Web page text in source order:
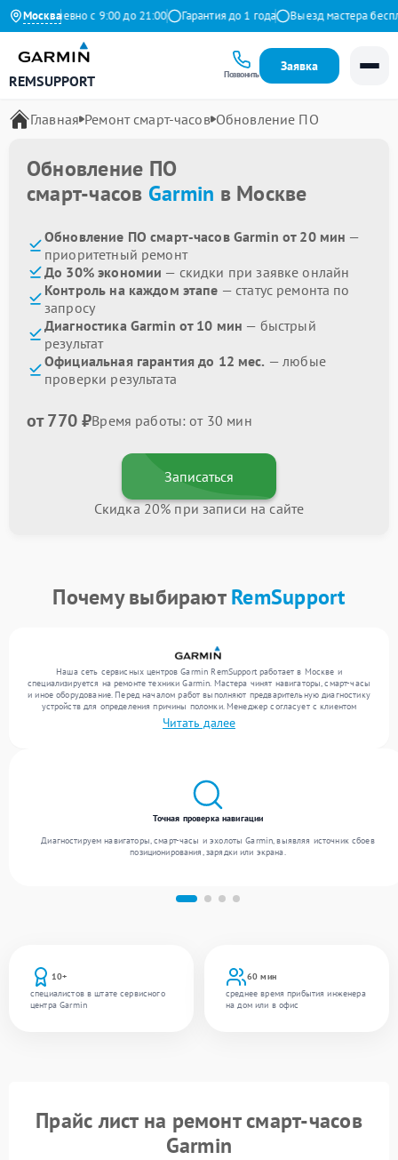
Москва
Ежедневно с 9:00 до 21:00 Гарантия до 1 года Выезд мастера
REMSUPPORT Позвонить
Заявка
Главная Ремонт смарт-часов Обновление ПО
Обновление ПО
смарт-часов Garmin в Москве
Обновление ПО смарт-часов Garmin от 20 мин —
приоритетный ремонт
До 30% экономии — скидки при заявке онлайн
Контроль на каждом этапе — статус ремонта по
запросу
Диагностика Garmin от 10 мин — быстрый
результат
Официальная гарантия до 12 мес. — любые
проверки результата
от 770 ₽Время работы: от 30 мин
Записаться
Скидка 20% при записи на сайте
Почему выбираютRemSupport
Наша сеть сервисных центров Garmin RemSupport работает в Москве и
специализируется на ремонте техники Garmin. Мастера чинят навигаторы, смарт-часы
и иное оборудование. Перед началом работ выполняют предварительную диагностику
устройств для определения причины поломки. Менеджер согласует с клиентом
перечень необходимых работ и их стоимость. Только после этого инженеры
выполняют ремонт с заменой деталей по необходимости. После работ их качество
Читать далее
10+
специалистов в штате сервисного
центра Garmin
60 мин
среднее время прибытия инженера
на дом или в офис
Точная проверка навигации
Диагностируем навигаторы, смарт-часы и эхолоты Garmin, выявляя источник сбоев
позиционирования, зарядки или экрана.
Прайс лист на ремонт смарт-часов
Garmin